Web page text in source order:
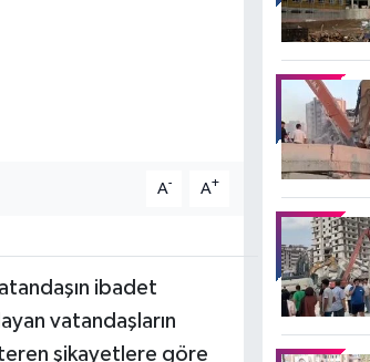
A- A+
ibadet
vatandaşların
şikayetlere göre